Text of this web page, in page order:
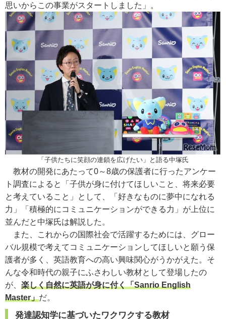
思いからこの事業がスタートしました」。
「子供たちに笑顔の連鎖を広げたい」と語る中塚氏
教材の開発にあたって0～8歳の保護者に行ったアンケー
ト調査によると「子供が身に付けてほしいこと、将来必要
と考えていること」として、「好きなものに夢中になれる
力」「積極的にコミュニケーションができる力」が上位に
並んだと中塚氏は解説した。
また、これからの国際社会で活躍するためには、グロー
バル規模で考えてコミュニケーションしてほしいと願う保
護者が多く、英語教育への高い興味関心がうかがえた。そ
んな令和時代の親子にふさわしい教材として登場したの
が、 楽しく自然に英語が身に付く「Sanrio English
Master」だ。
発達認知学に基づいたワクワクする教材